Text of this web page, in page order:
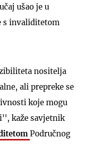
ušao je u
s invaliditetom
nositelja
ali prepreke se
koje mogu
kaže savjetnik
Područnog